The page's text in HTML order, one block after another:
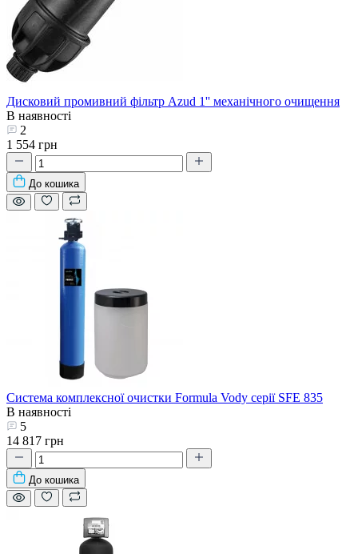
Дисковий промивний фільтр Azud 1'' механічного очищення
В наявності
2
1 554 грн
До кошика
Система комплексної очистки Formula Vody серії SFE 835
В наявності
5
14 817 грн
До кошика